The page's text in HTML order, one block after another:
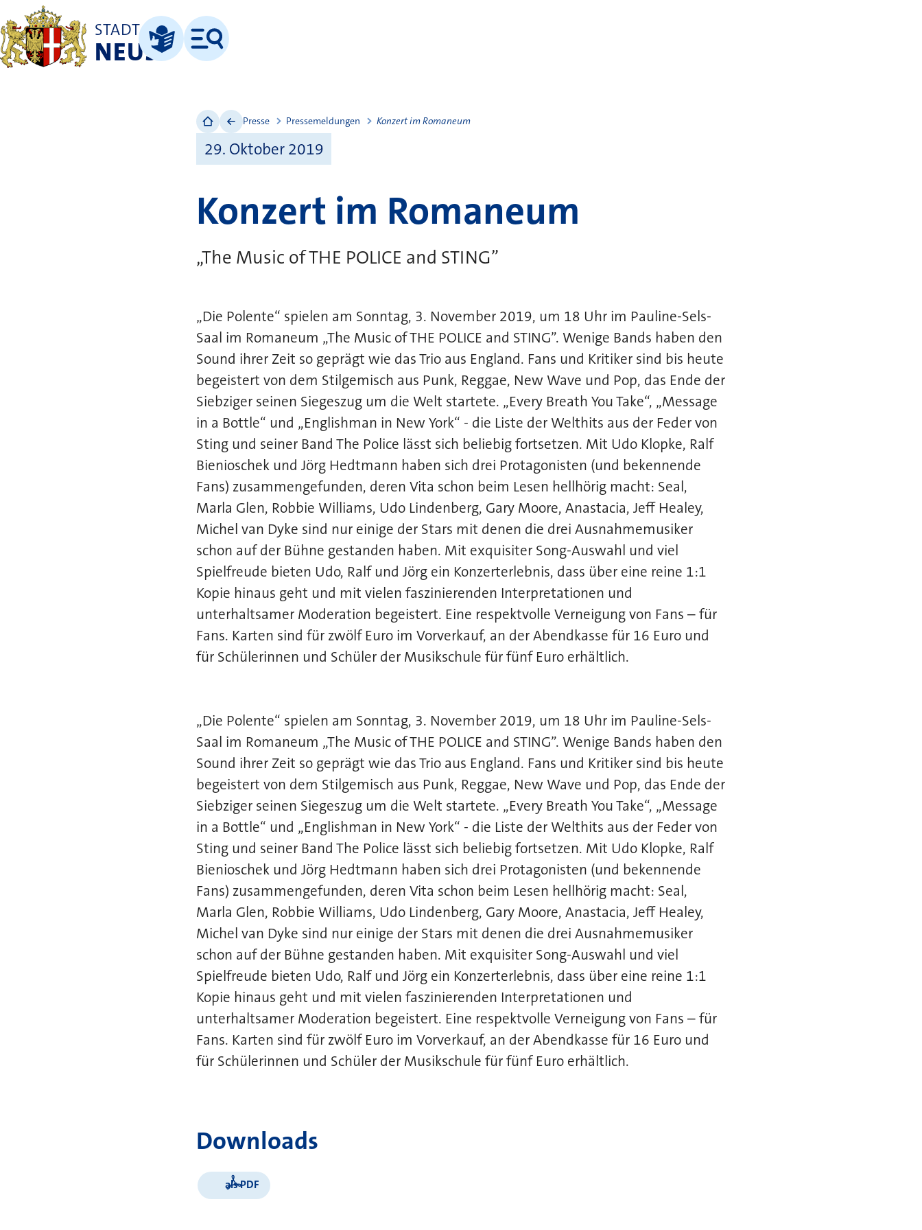
STADT
NEUSSLeichte Sprache
Menü
Presse Pressemeldungen Konzert im Romaneum
29. Oktober 2019
Konzert im Romaneum
„The Music of THE POLICE and STING”
„Die Polente“ spielen am Sonntag, 3. November 2019, um 18 Uhr im Pauline-Sels-
Saal im Romaneum „The Music of THE POLICE and STING”. Wenige Bands haben den
Sound ihrer Zeit so geprägt wie das Trio aus England. Fans und Kritiker sind bis heute
begeistert von dem Stilgemisch aus Punk, Reggae, New Wave und Pop, das Ende der
Siebziger seinen Siegeszug um die Welt startete. „Every Breath You Take“, „Message
in a Bottle“ und „Englishman in New York“ - die Liste der Welthits aus der Feder von
Sting und seiner Band The Police lässt sich beliebig fortsetzen. Mit Udo Klopke, Ralf
Bienioschek und Jörg Hedtmann haben sich drei Protagonisten (und bekennende
Fans) zusammengefunden, deren Vita schon beim Lesen hellhörig macht: Seal,
Marla Glen, Robbie Williams, Udo Lindenberg, Gary Moore, Anastacia, Jeff Healey,
Michel van Dyke sind nur einige der Stars mit denen die drei Ausnahmemusiker
schon auf der Bühne gestanden haben. Mit exquisiter Song-Auswahl und viel
Spielfreude bieten Udo, Ralf und Jörg ein Konzerterlebnis, dass über eine reine 1:1
Kopie hinaus geht und mit vielen faszinierenden Interpretationen und
unterhaltsamer Moderation begeistert. Eine respektvolle Verneigung von Fans – für
Fans. Karten sind für zwölf Euro im Vorverkauf, an der Abendkasse für 16 Euro und
für Schülerinnen und Schüler der Musikschule für fünf Euro erhältlich.
„Die Polente“ spielen am Sonntag, 3. November 2019, um 18 Uhr im Pauline-Sels-
Saal im Romaneum „The Music of THE POLICE and STING”. Wenige Bands haben den
Sound ihrer Zeit so geprägt wie das Trio aus England. Fans und Kritiker sind bis heute
begeistert von dem Stilgemisch aus Punk, Reggae, New Wave und Pop, das Ende der
Siebziger seinen Siegeszug um die Welt startete. „Every Breath You Take“, „Message
in a Bottle“ und „Englishman in New York“ - die Liste der Welthits aus der Feder von
Sting und seiner Band The Police lässt sich beliebig fortsetzen. Mit Udo Klopke, Ralf
Bienioschek und Jörg Hedtmann haben sich drei Protagonisten (und bekennende
Fans) zusammengefunden, deren Vita schon beim Lesen hellhörig macht: Seal,
Marla Glen, Robbie Williams, Udo Lindenberg, Gary Moore, Anastacia, Jeff Healey,
Michel van Dyke sind nur einige der Stars mit denen die drei Ausnahmemusiker
schon auf der Bühne gestanden haben. Mit exquisiter Song-Auswahl und viel
Spielfreude bieten Udo, Ralf und Jörg ein Konzerterlebnis, dass über eine reine 1:1
Kopie hinaus geht und mit vielen faszinierenden Interpretationen und
unterhaltsamer Moderation begeistert. Eine respektvolle Verneigung von Fans – für
Fans. Karten sind für zwölf Euro im Vorverkauf, an der Abendkasse für 16 Euro und
für Schülerinnen und Schüler der Musikschule für fünf Euro erhältlich.
Downloads
als PDF